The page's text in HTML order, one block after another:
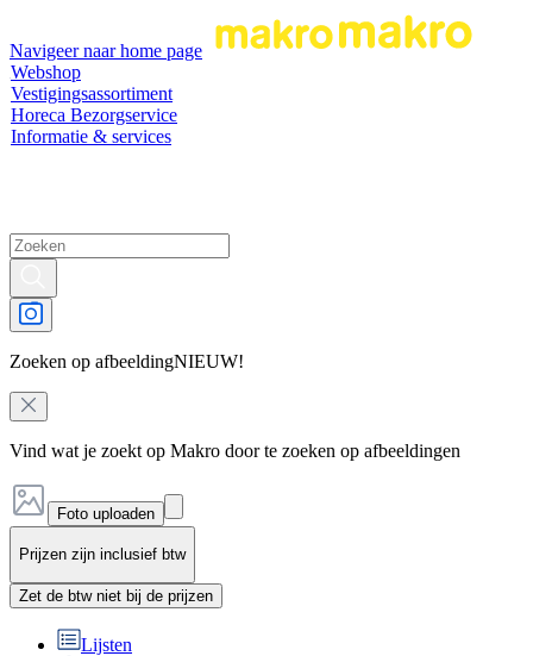
Navigeer naar home page
Webshop
Vestigingsassortiment
Horeca Bezorgservice
Informatie & services
Zoeken op afbeeldingNIEUW!
Vind wat je zoekt op Makro door te zoeken op afbeeldingen
Foto uploaden
Prijzen zijn inclusief btw
Zet de btw niet bij de prijzen
Lijsten